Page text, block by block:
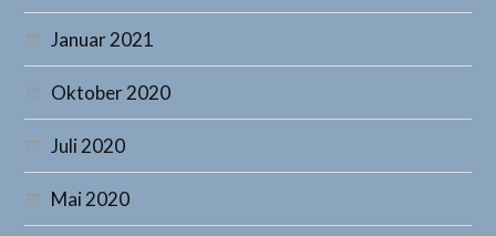
Januar 2021
Oktober 2020
Juli 2020
Mai 2020